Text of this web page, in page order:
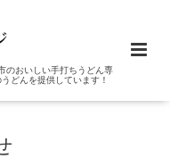
のおいしい手打ちうどん専
どんを提供しています！